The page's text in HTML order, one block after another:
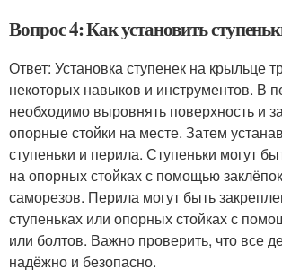
Вопрос 4: Как установить
Ответ: Установка ступенек на крыльце
некоторых навыков и инструментов. В
необходимо выровнять поверхность и
опорные стойки на месте. Затем
ступеньки и перила. Ступеньки могут
на опорных стойках с помощью
саморезов. Перила могут быть
ступеньках или опорных стойках с
или болтов. Важно проверить, что все
надёжно и безопасно.